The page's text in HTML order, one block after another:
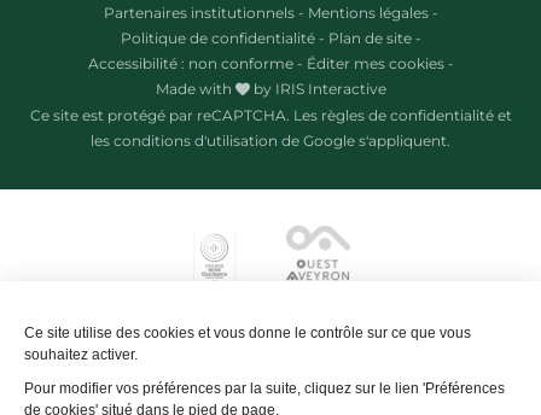
Partenaires institutionnels - Mentions légales -
Politique de confidentialité - Plan de site -
Accessibilité : non conforme - Éditer mes cookies -
Made with
by IRIS Interactive
Ce site est protégé par reCAPTCHA. Les règles de confidentialitéet
les conditions d'utilisation de Google s'appliquent.
Ce site utilise des cookies et vous donne le contrôle sur ce que vous
souhaitez activer.
Pour modifier vos préférences par la suite, cliquez sur le lien 'Préférences
de cookies' situé dans le pied de page.